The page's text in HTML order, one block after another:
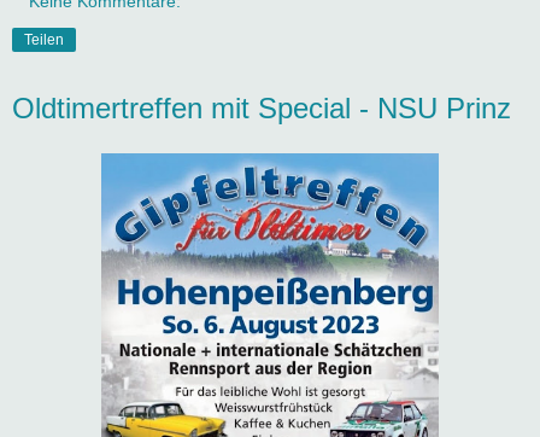
Teilen
Oldtimertreffen mit Special - NSU Prinz